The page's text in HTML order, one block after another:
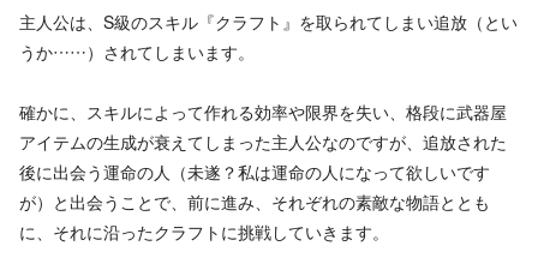
主人公は、S級のスキル『クラフト』を取られてしまい追放（とい
うか……）されてしまいます。
確かに、スキルによって作れる効率や限界を失い、格段に武器屋
アイテムの生成が衰えてしまった主人公なのですが、追放された
後に出会う運命の人（未遂？私は運命の人になって欲しいです
が）と出会うことで、前に進み、それぞれの素敵な物語ととも
に、それに沿ったクラフトに挑戦していきます。